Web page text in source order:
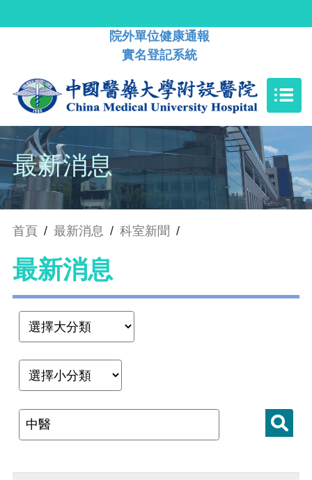
院外單位健康通報
實名登記系統
最新消息
首頁 / 最新消息 / 科室新聞 /
最新消息